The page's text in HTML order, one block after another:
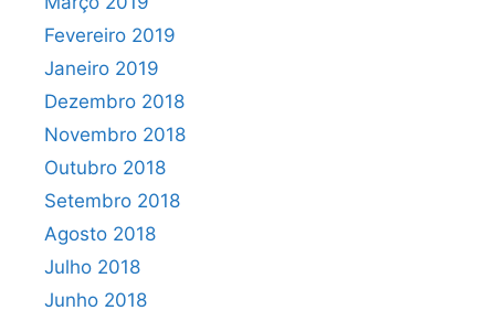
Fevereiro 2019
Janeiro 2019
Dezembro 2018
Novembro 2018
Outubro 2018
Setembro 2018
Agosto 2018
Julho 2018
Junho 2018